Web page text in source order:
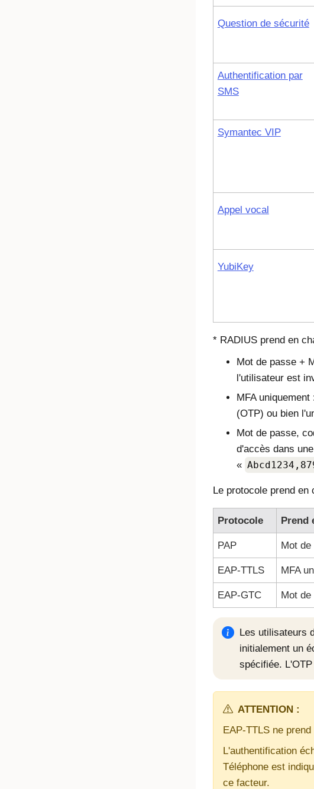
Question de sécurité
Authentification par
SMS
Symantec VIP
Appel vocal
YubiKey
* RADIUS prend en
Mot de passe +
l'utilisateur est
MFA
(OTP) ou bien
Mot de passe,
d'accès dans
«
Le protocole prend en
Protocole Prend
PAP Mot
EAP-TTLS MFA
EAP-GTC Mot
Les utilisateurs
initialement un
spécifiée.
ATTENTION :
EAP-TTLS ne
L'authentification
Téléphone est
ce facteur.